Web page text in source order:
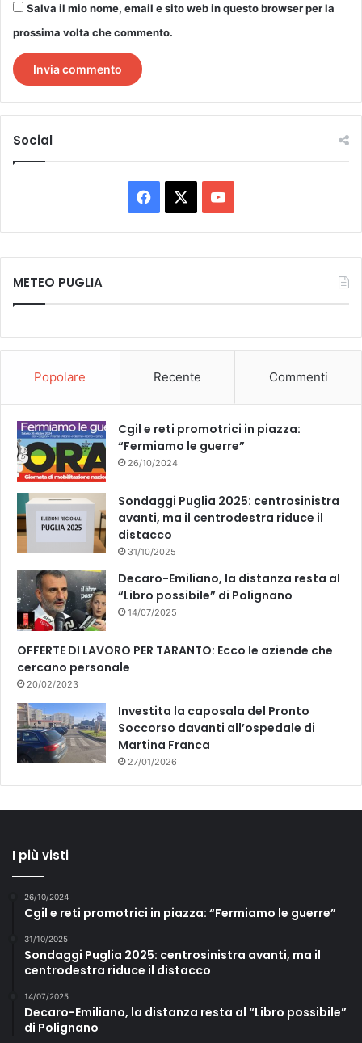
Salva il mio nome, email e sito web in questo browser per la
prossima volta che commento.
Social
Facebook You
Tube
METEO PUGLIA
Popolare Recente Commenti
Cgil e reti promotrici in piazza:
“Fermiamo le guerre”
26/10/2024
Sondaggi Puglia 2025: centrosinistra
avanti, ma il centrodestra riduce il
distacco
31/10/2025
Decaro-Emiliano, la distanza resta al
“Libro possibile” di Polignano
14/07/2025
OFFERTE DI LAVORO PER TARANTO: Ecco le aziende che
cercano personale
20/02/2023
Investita la caposala del Pronto
Soccorso davanti all’ospedale di
Martina Franca
27/01/2026
I più visti
26/10/2024
Cgil e reti promotrici in piazza: “Fermiamo le guerre”
31/10/2025
Sondaggi Puglia 2025: centrosinistra avanti, ma il
centrodestra riduce il distacco
14/07/2025
Decaro-Emiliano, la distanza resta al “Libro possibile”
di Polignano